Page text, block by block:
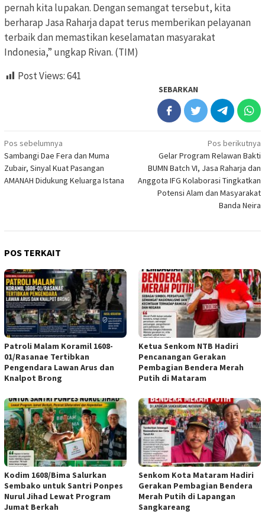
pernah kita lupakan. Dengan semangat tersebut, kita
berharap Jasa Raharja dapat terus memberikan pelayanan
terbaik dan memastikan keselamatan masyarakat
Indonesia,” ungkap Rivan. (TIM)
Post Views:641
SEBARKAN
Navigasi
pos
Pos sebelumnya
Sambangi Dae Fera dan Muma
Zubair, Sinyal Kuat Pasangan
AMANAH Didukung Keluarga Istana
Pos berikutnya
Gelar Program Relawan Bakti
BUMN Batch VI, Jasa Raharja dan
Anggota IFG Kolaborasi Tingkatkan
Potensi Alam dan Masyarakat
Banda Neira
POS TERKAIT
Patroli Malam Koramil 1608-
01/Rasanae Tertibkan
Pengendara Lawan Arus dan
Knalpot Brong
Ketua Senkom NTB Hadiri
Pencanangan Gerakan
Pembagian Bendera Merah
Putih di Mataram
Kodim 1608/Bima Salurkan
Sembako untuk Santri Ponpes
Nurul Jihad Lewat Program
Jumat Berkah
Senkom Kota Mataram Hadiri
Gerakan Pembagian Bendera
Merah Putih di Lapangan
Sangkareang